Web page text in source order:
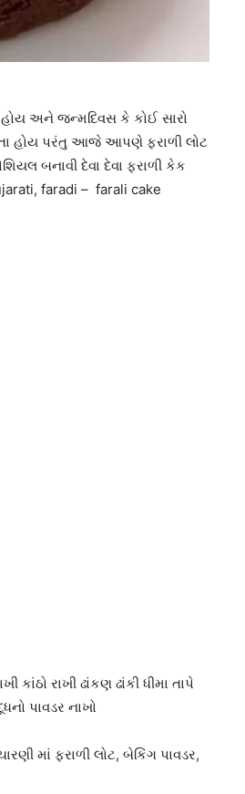
અને જન્મદિવસ કે કોઈ સારો
હોય પરંતુ આજે આપણે ફરાળી લોટ
બનાવી દેવા દેવા ફરાળી કેક
faradi – farali cake
રાખી ઢાંકણ ઢાંકી ધીમા તાપે
પાવડર નાખો
માં ફરાળી લોટ, બેકિંગ પાવડર,